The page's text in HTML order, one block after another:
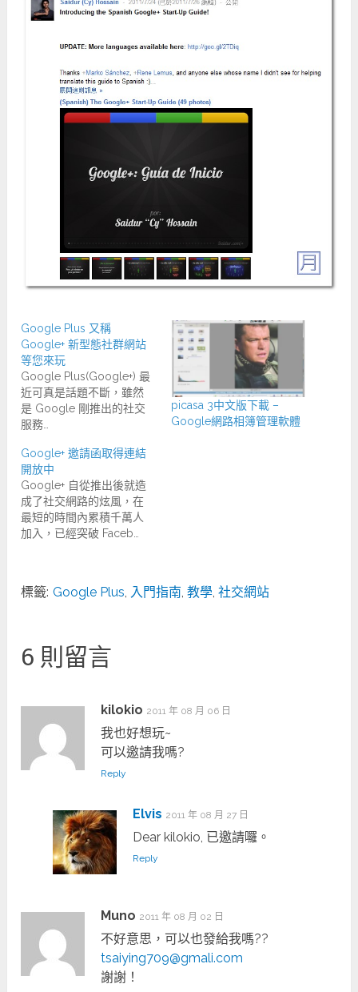
Google Plus 又稱
Google+ 新型態社群網站
等您來玩
Google Plus(Google+) 最
近可真是話題不斷，雖然
是 Google 剛推出的社交
服務…
picasa 3中文版下載 –
Google網路相簿管理軟體
Google+ 邀請函取得連結
開放中
Google+ 自從推出後就造
成了社交網路的炫風，在
最短的時間內累積千萬人
加入，已經突破 Faceb…
標籤: Google Plus, 入門指南,教學,社交網站
6 則留言
kilokio 2011 年 08 月 06 日
我也好想玩~
可以邀請我嗎?
Reply
Elvis 2011 年 08 月 27 日
Dear kilokio, 已邀請囉。
Reply
Muno 2011 年 08 月 02 日
不好意思，可以也發給我嗎??
tsaiying709@gmali.com
謝謝！